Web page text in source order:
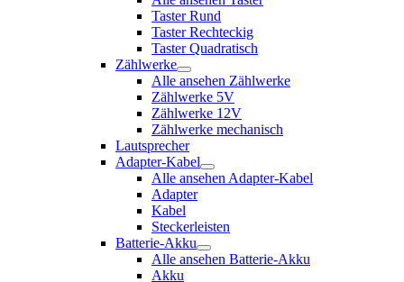
Taster Rund
Taster Rechteckig
Taster Quadratisch
Zählwerke
Alle ansehen Zählwerke
Zählwerke 5V
Zählwerke 12V
Zählwerke mechanisch
Lautsprecher
Adapter-Kabel
Alle ansehen Adapter-Kabel
Adapter
Kabel
Steckerleisten
Batterie-Akku
Alle ansehen Batterie-Akku
Akku